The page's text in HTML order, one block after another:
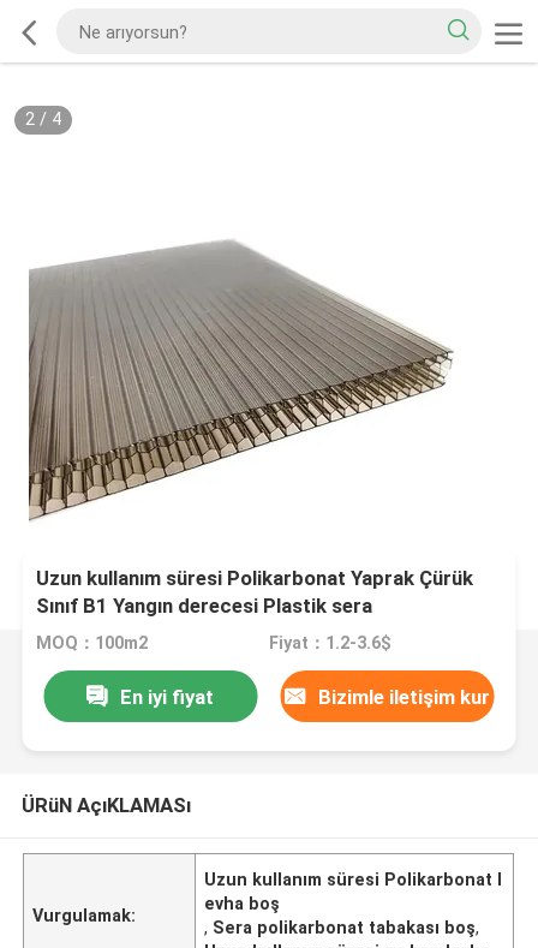
2/ 4
Uzun kullanım süresi Polikarbonat Yaprak Çürük
Sınıf B1 Yangın derecesi Plastik sera
MOQ：100m2 Fiyat：1.2-3.6$
En iyi fiyat Bizimle iletişim kur
ÜRüN AçıKLAMASı
Vurgulamak:
Uzun kullanım süresi Polikarbonat l
evha boş
, Sera polikarbonat tabakası boş,